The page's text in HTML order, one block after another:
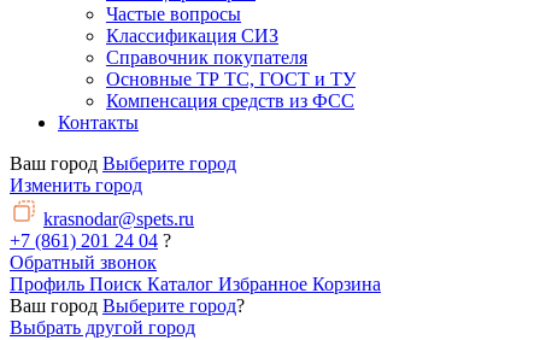
Частые вопросы
Классификация СИЗ
Справочник покупателя
Основные ТР ТС, ГОСТ и ТУ
Компенсация средств из ФСС
Контакты
Ваш город Выберите город
Изменить город
krasnodar@spets.ru
+7 (861) 201 24 04 ?
Обратный звонок
Профиль Поиск Каталог Избранное Корзина
Ваш город Выберите город?
Выбрать другой город